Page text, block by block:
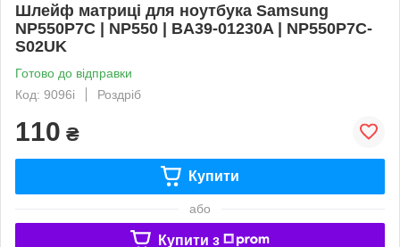
Шлейф матриці для ноутбука Samsung
NP550P7C | NP550 | BA39-01230A | NP550P7C-
S02UK
Готово до відправки
Код: 9096i
Роздріб
110 ₴
Купити
або
Купити з